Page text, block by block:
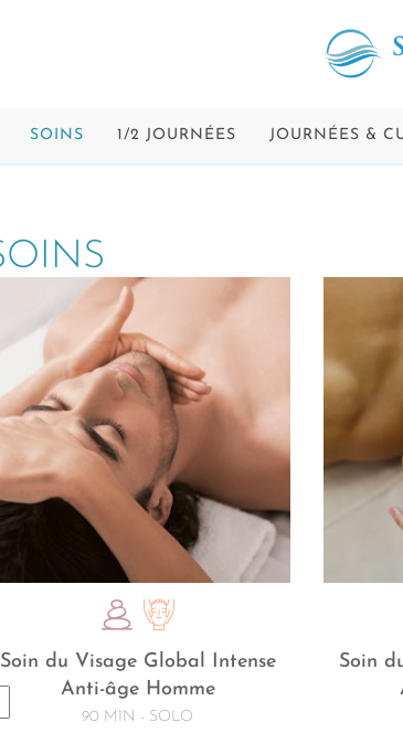
SOINS 1/2 JOURNÉES JOURNÉES &
Soin du Visage Global Intense
Anti-âge Homme
90 MIN - SOLO
Soin